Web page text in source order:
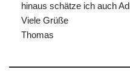
hinaus schätze ich auch
Viele Grüße
Thomas